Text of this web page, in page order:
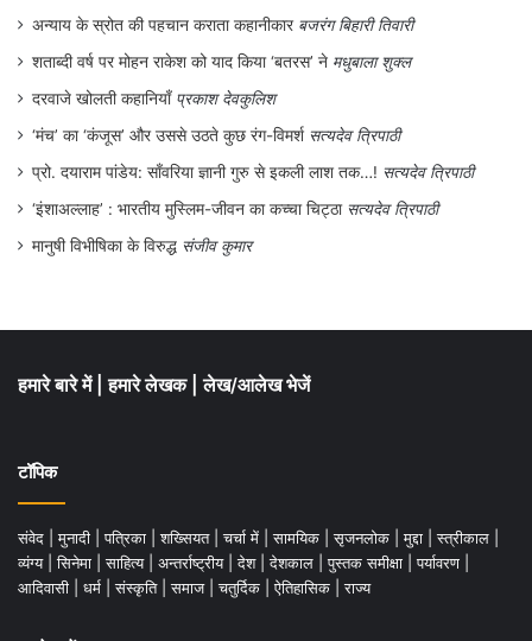
अन्याय के स्रोत की पहचान कराता कहानीकार बजरंग बिहारी तिवारी
शताब्दी वर्ष पर मोहन राकेश को याद किया ‘बतरस’ ने मधुबाला शुक्ल
दरवाजे खोलती कहानियाँ प्रकाश देवकुलिश
‘मंच’ का ‘कंजूस’ और उससे उठते कुछ रंग-विमर्श सत्यदेव त्रिपाठी
प्रो. दयाराम पांडेय: साँवरिया ज्ञानी गुरु से इकली लाश तक…! सत्यदेव त्रिपाठी
‘इंशाअल्लाह’ : भारतीय मुस्लिम-जीवन का कच्चा चिट्ठा सत्यदेव त्रिपाठी
मानुषी विभीषिका के विरुद्ध संजीव कुमार
हमारे बारे में हमारे लेखक लेख/आलेख भेजें
टॉपिक
संवेद मुनादी पत्रिका शख्सियत चर्चा में सामयिक सृजनलोक मुद्दा स्त्रीकाल
व्यंग्य
सिनेमा साहित्य अन्तर्राष्ट्रीय देश देशकाल पुस्तक समीक्षा पर्यावरण
आदिवासी
धर्म संस्कृति समाज चतुर्दिक ऐतिहासिक राज्य